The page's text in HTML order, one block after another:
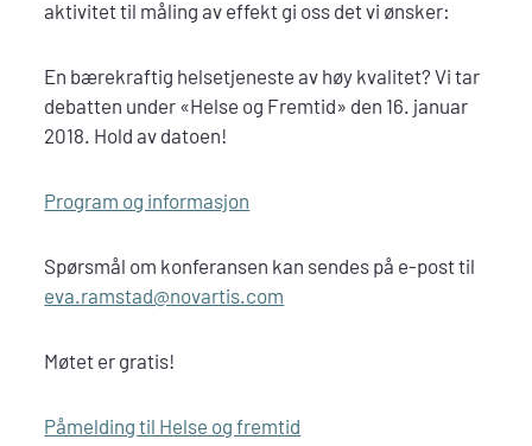
aktivitet til måling av effekt gi oss det vi ønsker:
En bærekraftig helsetjeneste av høy kvalitet? Vi tar
debatten under «Helse og Fremtid» den 16. januar
2018. Hold av datoen!
Program og informasjon
Spørsmål om konferansen kan sendes på e-post til
eva.ramstad@novartis.com
Møtet er gratis!
Påmelding til Helse og fremtid